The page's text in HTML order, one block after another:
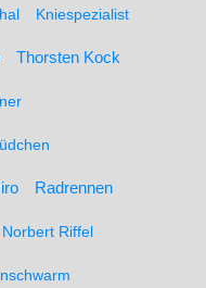
Kniespezialist
Thorsten Kock
Radrennen
Norbert Riffel